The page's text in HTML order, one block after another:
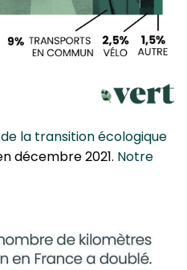
la tran­si­tion éco­lo­gique
décembre 2021. Notre